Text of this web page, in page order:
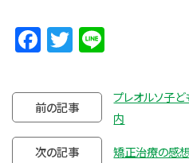
Facebook
Twitter
前の記事
プレオルソ子
内
次の記事 矯正治療の感